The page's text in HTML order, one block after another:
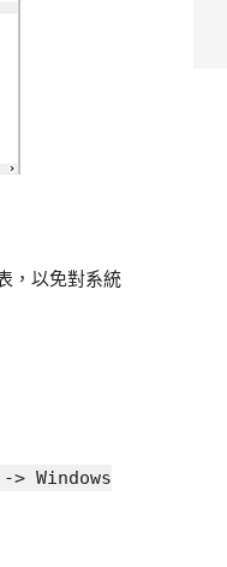
，以免對系統
> Windows